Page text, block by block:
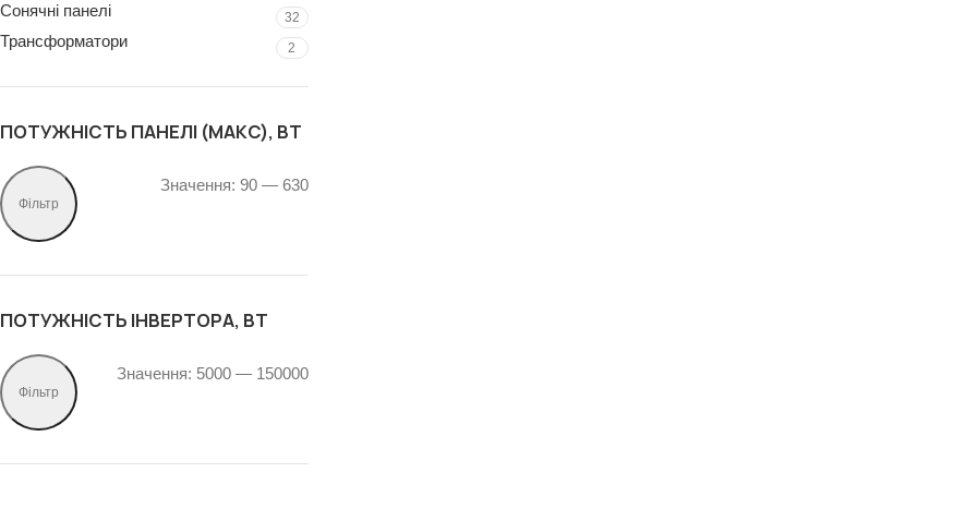
Сонячні панелі 32
Трансформатори 2
ПОТУЖНІСТЬ ПАНЕЛІ (МАКС), ВТ
Фільтр
Значення: 90— 630
ПОТУЖНІСТЬ ІНВЕРТОРА, ВТ
Фільтр
Значення: 5000— 150000